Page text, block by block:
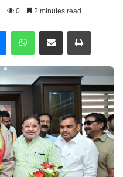
0 2 minutes read